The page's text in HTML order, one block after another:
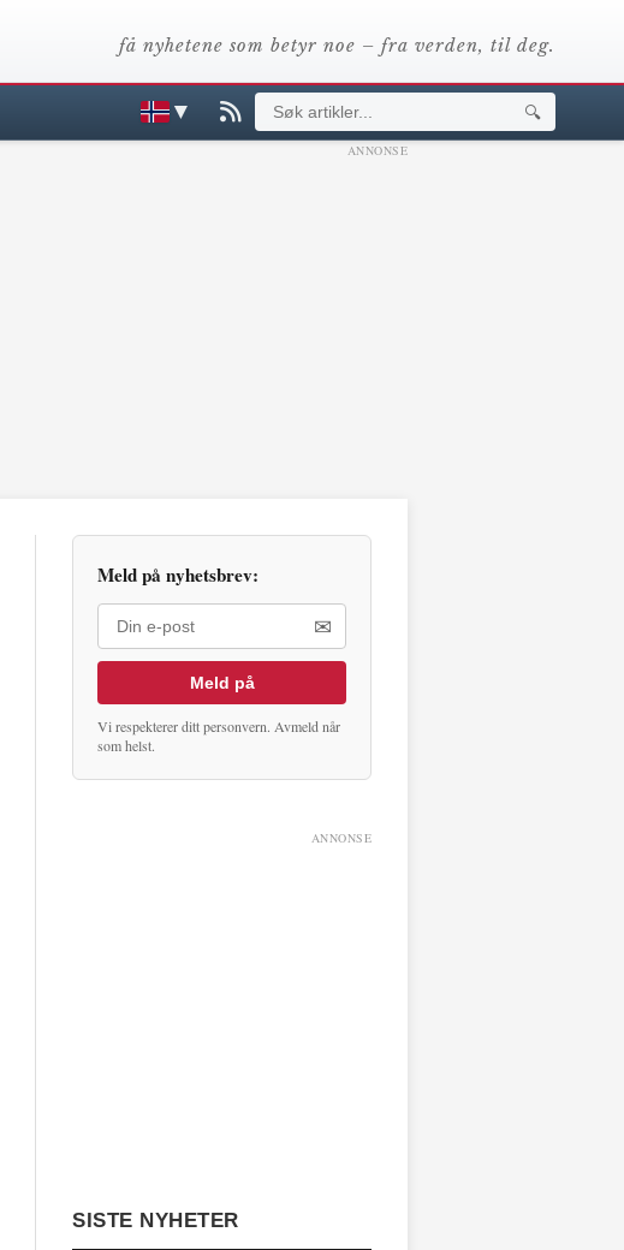
få nyhetene som betyr noe – fra verden, til deg.
▼ 🔍
ANNONSE
Meld på nyhetsbrev:
✉
Meld på
Vi respekterer ditt personvern. Avmeld når
som helst.
ANNONSE
SISTE NYHETER